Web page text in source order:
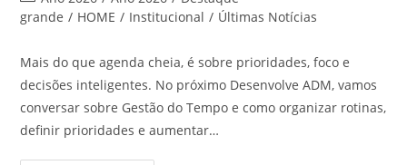
post:
do
grande / HOME / Institucional / Últimas Notícias
Mais do que agenda cheia, é sobre prioridades, foco e
decisões inteligentes. No próximo Desenvolve ADM, vamos
conversar sobre Gestão do Tempo e como organizar rotinas,
definir prioridades e aumentar…